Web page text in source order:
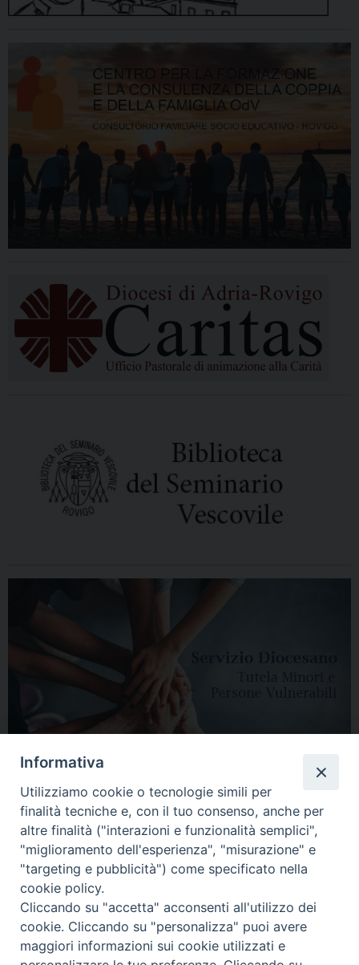
HOME DIOCESI VESCOVO CURIA VESCOVILE NEWS
APPUNTAMENTI CONTATTI SERVIZIO ANTENATI
Copyright © 2018 - 2021Diocesi di Adria Rovigo.All Rights Reserved.
Informativa
Utilizziamo cookie o tecnologie simili per
finalità tecniche e, con il tuo consenso, anche per
altre finalità ("interazioni e funzionalità semplici",
"miglioramento dell'esperienza", "misurazione" e
"targeting e pubblicità") come specificato nella
cookie policy.
Cliccando su "accetta" acconsenti all'utilizzo dei
cookie. Cliccando su "personalizza" puoi avere
maggiori informazioni sui cookie utilizzati e